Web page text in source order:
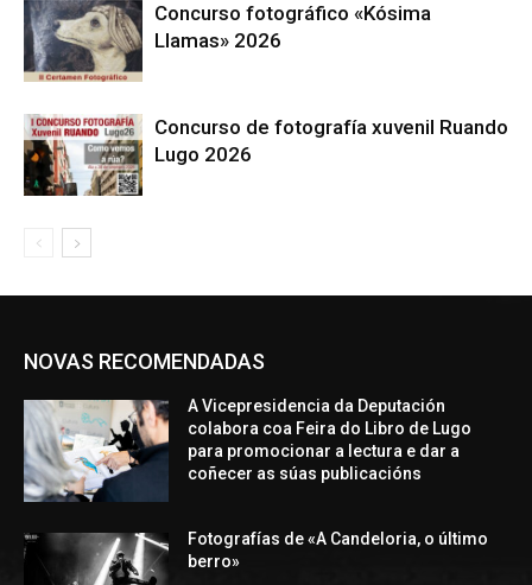
Concurso fotográfico «Kósima
Llamas» 2026
Concurso de fotografía xuvenil Ruando
Lugo 2026
NOVAS RECOMENDADAS
A Vicepresidencia da Deputación
colabora coa Feira do Libro de Lugo
para promocionar a lectura e dar a
coñecer as súas publicacións
Fotografías de «A Candeloria, o último
berro»